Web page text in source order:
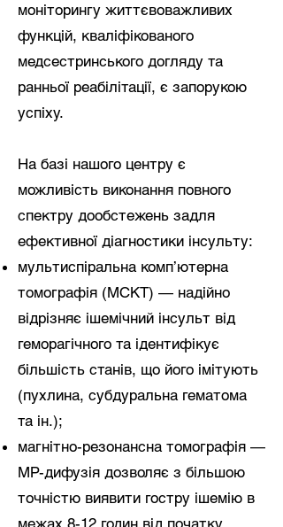
моніторингу життєвоважливих
функцій, кваліфікованого
медсестринського догляду та
ранньої реабілітації, є запорукою
успіху.
На базі нашого центру є
можливість виконання повного
спектру дообстежень задля
ефективної діагностики інсульту:
мультиспіральна комп’ютерна
томографія (МСКТ) — надійно
відрізняє ішемічний інсульт від
геморагічного та ідентифікує
більшість станів, що його імітують
(пухлина, субдуральна гематома
та ін.);
магнітно-резонансна томографія —
МР-дифузія дозволяє з більшою
точністю виявити гостру ішемію в
межах 8-12 годин від початку